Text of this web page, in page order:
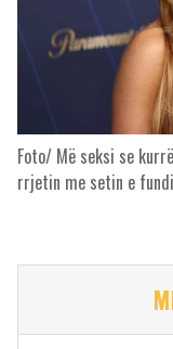
Foto/ Më seksi se
rrjetin me setin e